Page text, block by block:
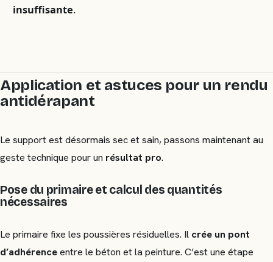
insuffisante.
Application et astuces pour un rendu
antidérapant
Le support est désormais sec et sain, passons maintenant au
geste technique pour un résultat pro.
Pose du primaire et calcul des quantités
nécessaires
Le primaire fixe les poussières résiduelles. Il crée un pont
d’adhérenceentre le béton et la peinture. C’est une étape